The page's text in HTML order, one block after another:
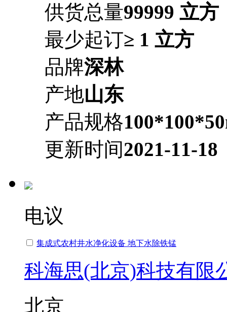
供货总量99999 立方
最少起订≥ 1 立方
品牌深林
产地山东
产品规格
更新时间2021-11-18
电议
集成式农村井水净化设备 地下水除铁锰
科海思(北京)科技有限
北京